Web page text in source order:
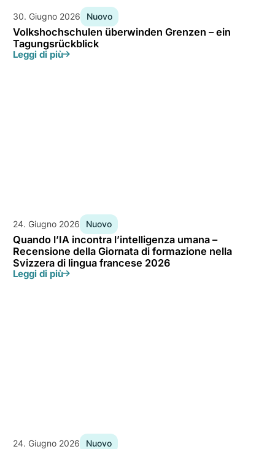
30. Giugno 2026 Nuovo
Volkshochschulen überwinden Grenzen – ein
Tagungsrückblick
Leggi di più
24. Giugno 2026 Nuovo
Quando l’IA incontra l’intelligenza umana –
Recensione della Giornata di formazione nella
Svizzera di lingua francese 2026
Leggi di più
24. Giugno 2026 Nuovo